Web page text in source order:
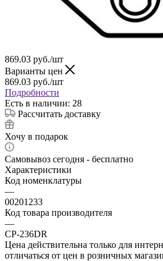
869.03 руб./шт
Варианты цен
869.03 руб./шт
Подробности
Есть в наличии: 28
Рассчитать доставку
Хочу в подарок
Самовывоз сегодня - бесплатно
Характеристики
Код номенклатуры
—
00201233
Код товара производителя
—
CP-236DR
Цена действительна только для
отличаться от цен в розничных